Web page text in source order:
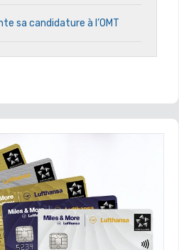
sa candidature à l’OMT